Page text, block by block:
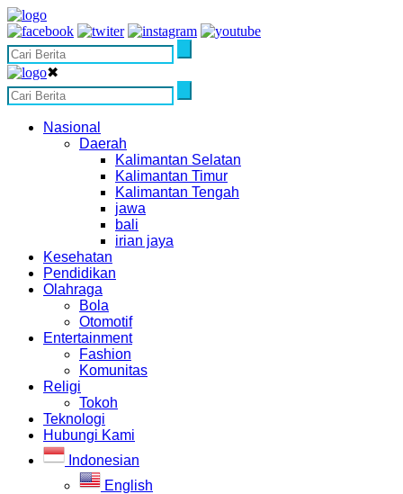
✖
Nasional
Daerah
Kalimantan Selatan
Kalimantan Timur
Kalimantan Tengah
jawa
bali
irian jaya
Kesehatan
Pendidikan
Olahraga
Bola
Otomotif
Entertainment
Fashion
Komunitas
Religi
Tokoh
Teknologi
Hubungi Kami
Indonesian
English